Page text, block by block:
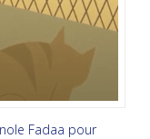
Fadaa pour